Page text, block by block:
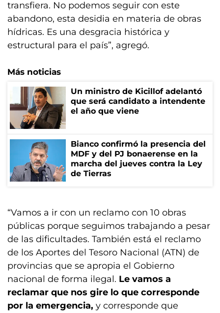
transfiera. No podemos seguir con este
abandono, esta desidia en materia de obras
hídricas. Es una desgracia histórica y
estructural para el país”, agregó.
Más noticias
Un ministro de Kicillof adelantó
que será candidato a intendente
el año que viene
Bianco confirmó la presencia del
MDF y del PJ bonaerense en la
marcha del jueves contra la Ley
de Tierras
“Vamos a ir con un reclamo con 10 obras
públicas porque seguimos trabajando a pesar
de las dificultades. También está el reclamo
de los Aportes del Tesoro Nacional (ATN) de
provincias que se apropia el Gobierno
nacional de forma ilegal. Le vamos a
reclamar que nos gire lo que corresponde
por la emergencia, y corresponde que